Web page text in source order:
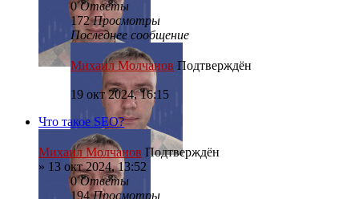
0Ответы
172Просмотры
Последнее сообщение
Михаил Молчанов Подтверждён
19 окт 2024, 16:15
Что такое SEO?
Михаил Молчанов Подтверждён
» 13 окт 2024, 13:52
0Ответы
194Просмотры